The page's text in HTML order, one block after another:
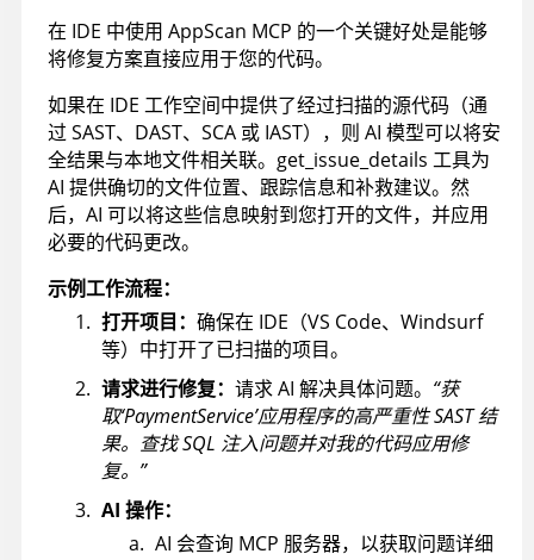
在 IDE 中使用 AppScan MCP 的一个关键好处是能够
将修复方案直接应用于您的代码。
如果在 IDE 工作空间中提供了经过扫描的源代码（通
过 SAST、DAST、SCA 或 IAST），则 AI 模型可以将安
全结果与本地文件相关联。get_issue_details 工具为
AI 提供确切的文件位置、跟踪信息和补救建议。然
后，AI 可以将这些信息映射到您打开的文件，并应用
必要的代码更改。
示例工作流程：
打开项目： 确保在 IDE（VS Code、Windsurf
等）中打开了已扫描的项目。
请求进行修复： 请求 AI 解决具体问题。 “获
取‘PaymentService’应用程序的高严重性 SAST 结
果。查找 SQL 注入问题并对我的代码应用修
复。”
AI 操作：
AI 会查询 MCP 服务器，以获取问题详细